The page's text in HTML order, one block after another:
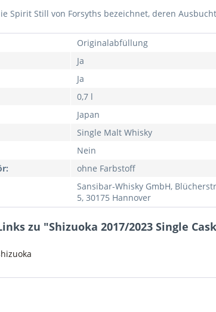
Spirit Still von Forsyths bezeichnet, deren
Originalabfüllung
Ja
Ja
0,7 l
Japan
Single Malt Whisky
Nein
ohne Farbstoff
Sansibar-Whisky GmbH,
5, 30175 Hannover
zu "Shizuoka 2017/2023 Single